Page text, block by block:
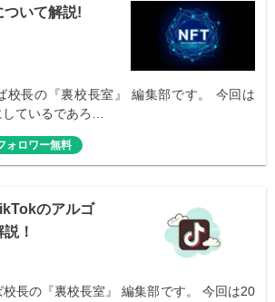
ついて解説!
校長の『裏校長室』 編集部です。 今回は
しているであろ…
ォロワー無料
のアルゴ
！
長の『裏校長室』 編集部です。 今回は20